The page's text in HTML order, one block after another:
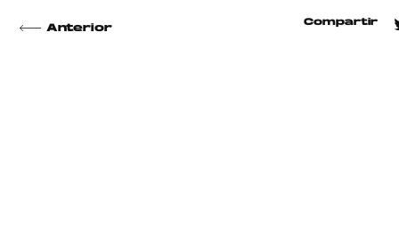
Anterior
Compartir